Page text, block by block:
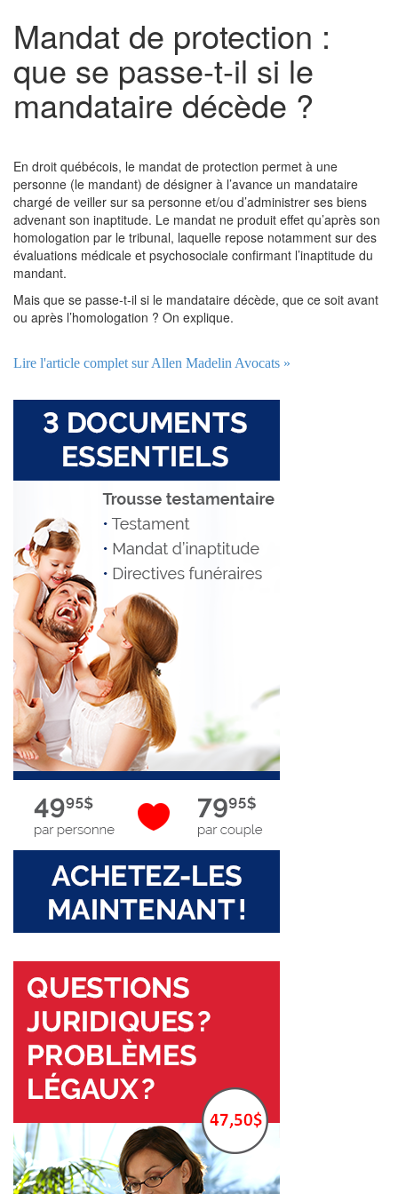
Mandat de protection :
que se passe-t-il si le
mandataire décède ?
En droit québécois, le mandat de protection permet à une
personne (le mandant) de désigner à l’avance un mandataire
chargé de veiller sur sa personne et/ou d’administrer ses biens
advenant son inaptitude. Le mandat ne produit effet qu’après son
homologation par le tribunal, laquelle repose notamment sur des
évaluations médicale et psychosociale confirmant l’inaptitude du
mandant.
Mais que se passe-t-il si le mandataire décède, que ce soit avant
ou après l’homologation ? On explique.
Lire l'article complet sur Allen Madelin Avocats »